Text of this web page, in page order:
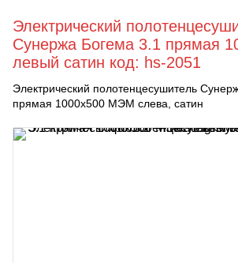
Электрический
Сунержа Богема 3.1 прямая
левый сатин код: hs-2051
Электрический полотенцесушитель
прямая 1000x500 МЭМ слева, сатин